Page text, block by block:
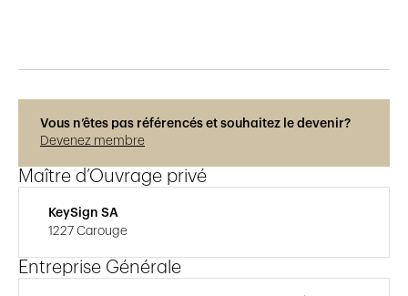
Vous n’êtes pas référencés et souhaitez le devenir?
Devenez membre
Maître d’Ouvrage privé
KeySign SA
1227 Carouge
Entreprise Générale